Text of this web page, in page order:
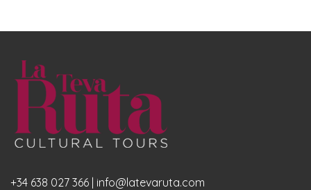
+34 638 027 366 | info@latevaruta.com